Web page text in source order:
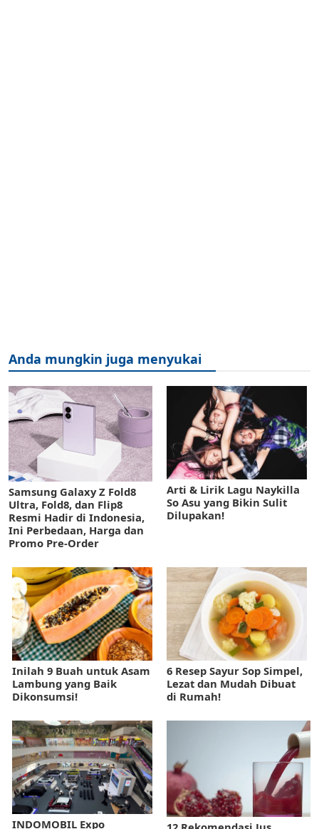
Anda mungkin juga menyukai
Samsung Galaxy Z Fold8
Ultra, Fold8, dan Flip8
Resmi Hadir di Indonesia,
Ini Perbedaan, Harga dan
Promo Pre-Order
Arti & Lirik Lagu Naykilla
So Asu yang Bikin Sulit
Dilupakan!
Inilah 9 Buah untuk Asam
Lambung yang Baik
Dikonsumsi!
6 Resep Sayur Sop Simpel,
Lezat dan Mudah Dibuat
di Rumah!
INDOMOBIL Expo